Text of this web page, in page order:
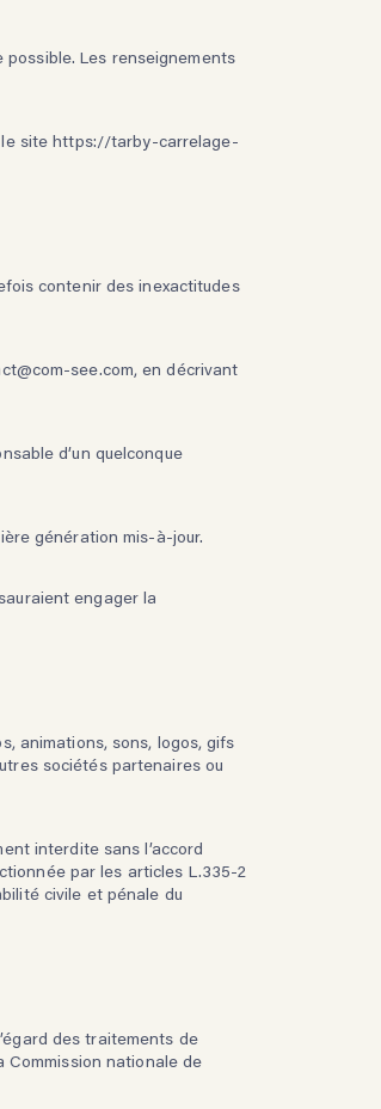
Les renseignements
le site https://tarby-carrelage-
contenir des inexactitudes
see.com, en décrivant
d’un quelconque
génération mis-à-jour.
engager la
animations, sons, logos, gifs
sociétés partenaires ou
interdite sans l’accord
par les articles L.335-2
civile et pénale du
des traitements de
Commission nationale de